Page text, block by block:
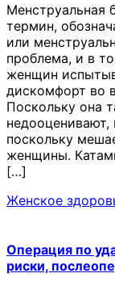
Менструальная
термин,
или
проблема, и в
женщин
дискомфорт во
Поскольку она
недооценивают,
поскольку
женщины.
[…]
Женское
Операция по
риски,